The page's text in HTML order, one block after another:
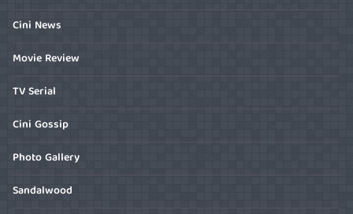
Cini News
Movie Review
TV Serial
Cini Gossip
Photo Gallery
Sandalwood